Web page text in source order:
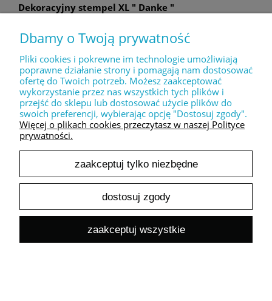
Dekoracyjny stempel XL " Danke "
Cena netto:
do koszyka
Dekoracyjny stempel XL " LOVE you forever "
30,00 zł
do koszyka
Dbamy o Twoją prywatność
Pliki cookies i pokrewne im technologie umożliwiają
poprawne działanie strony i pomagają nam dostosować
ofertę do Twoich potrzeb. Możesz zaakceptować
wykorzystanie przez nas wszystkich tych plików i
przejść do sklepu lub dostosować użycie plików do
swoich preferencji, wybierając opcję "Dostosuj zgody".
Więcej o plikach cookies przeczytasz w naszej Polityce
prywatności.
zaakceptuj tylko niezbędne
dostosuj zgody
zaakceptuj wszystkie